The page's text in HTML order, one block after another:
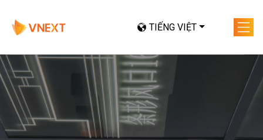
TIẾNG VIỆT